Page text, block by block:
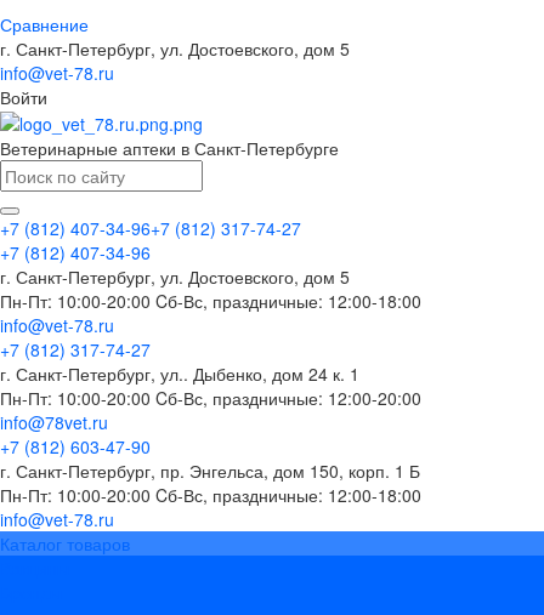
Сравнение
г. Санкт-Петербург, ул. Достоевского, дом 5
info@vet-78.ru
Войти
Ветеринарные аптеки в Санкт-Петербурге
+7 (812) 407-34-96+7 (812) 317-74-27
+7 (812) 407-34-96
г. Санкт-Петербург, ул. Достоевского, дом 5
Пн-Пт: 10:00-20:00 Cб-Вс, праздничные: 12:00-18:00
info@vet-78.ru
+7 (812) 317-74-27
г. Санкт-Петербург, ул.. Дыбенко, дом 24 к. 1
Пн-Пт: 10:00-20:00 Cб-Вс, праздничные: 12:00-20:00
info@78vet.ru
+7 (812) 603-47-90
г. Санкт-Петербург, пр. Энгельса, дом 150, корп. 1 Б
Пн-Пт: 10:00-20:00 Cб-Вс, праздничные: 12:00-18:00
info@vet-78.ru
Каталог товаров